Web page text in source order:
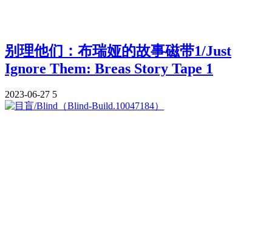
别理他们：布瑞娅的故事磁带1/Just
Ignore Them: Breas Story Tape 1
2023-06-27 5